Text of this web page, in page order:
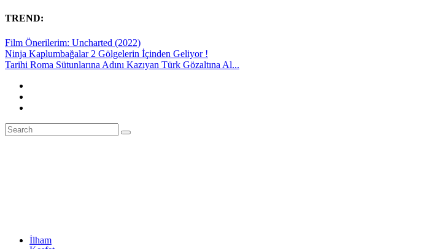
TREND:
Film Önerilerim: Uncharted (2022)
Ninja Kaplumbağalar 2 Gölgelerin İçinden Geliyor !
Tarihi Roma Sütunlarına Adını Kazıyan Türk Gözaltına Al...
İlham